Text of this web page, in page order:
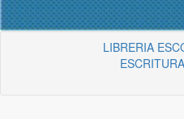
LIBRERIA
ESCRITURA